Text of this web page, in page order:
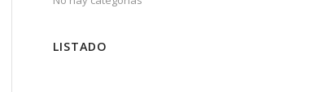
LISTADO